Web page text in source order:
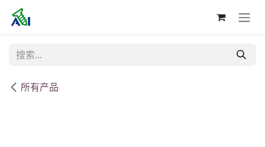
跳至内容
所有产品